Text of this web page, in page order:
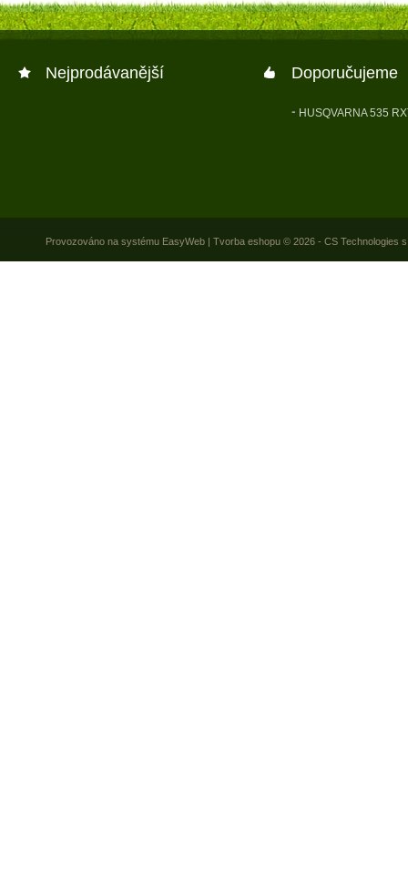
Nejprodávanější Doporučujeme
HUSQVARNA 535
Provozováno na systému EasyWeb | Tvorba eshopu © 2026 - CS Technologies